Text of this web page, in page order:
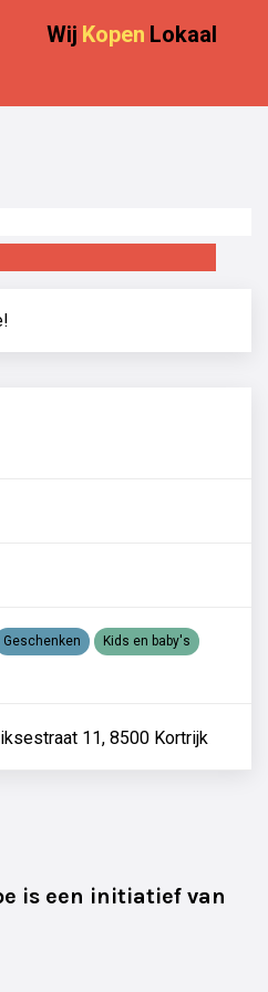
Wij Kopen Lokaal
Geschenken
Kids en baby's
is een initiatief van